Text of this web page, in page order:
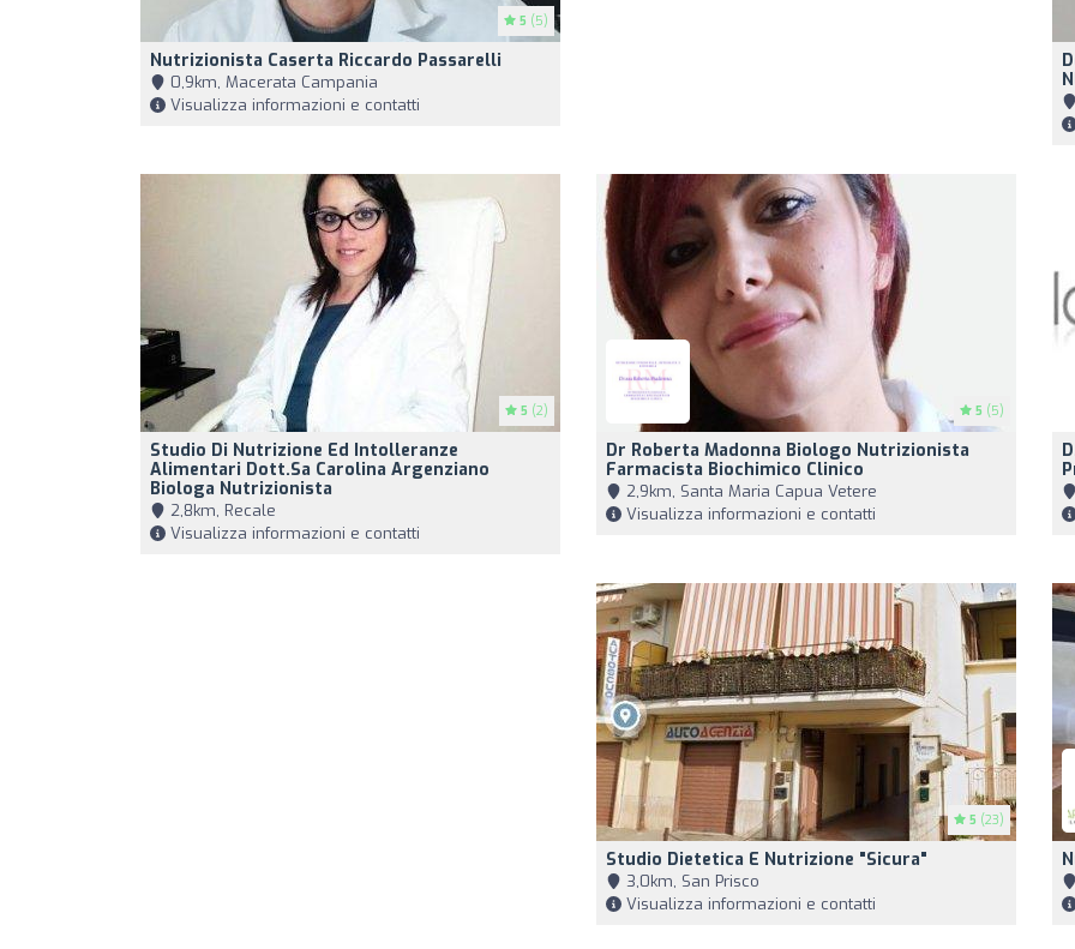
5 (5)
Nutrizionista Caserta Riccardo Passarelli
0,9km, Macerata Campania
Visualizza informazioni e contatti
5 (2)
Studio Di Nutrizione Ed Intolleranze
Alimentari Dott.sa Carolina Argenziano
Biologa Nutrizionista
2,8km, Recale
Visualizza informazioni e contatti
5 (5)
Dr Roberta Madonna Biologo Nutrizionista
Farmacista Biochimico Clinico
2,9km, Santa Maria Capua Vetere
Visualizza informazioni e contatti
5 (23)
Studio Dietetica E Nutrizione "Sicura"
3,0km, San Prisco
Visualizza informazioni e contatti